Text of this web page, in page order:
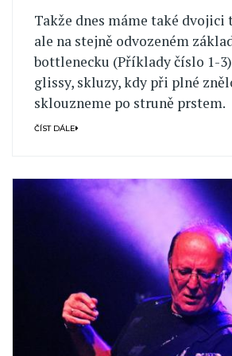
Takže dnes máme také dvojici
ale na stejně odvozeném
bottlenecku (Příklady číslo 1-
glissy, skluzy, kdy při plné
sklouzneme po struně prstem.
ČÍST DÁLE